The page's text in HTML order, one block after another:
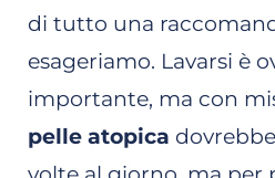
di tutto una
esageriamo. Lavarsi è
importante, ma con
pelle atopica